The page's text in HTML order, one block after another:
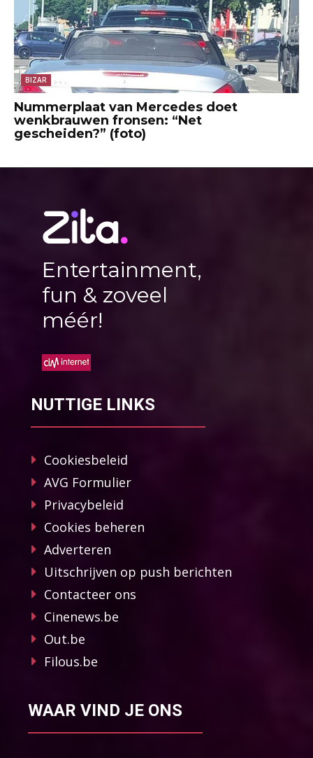
BIZAR
Nummerplaat van Mercedes doet
wenkbrauwen fronsen: “Net
gescheiden?” (foto)
Entertainment,
fun & zoveel
méér!
NUTTIGE LINKS
Cookiesbeleid
AVG Formulier
Privacybeleid
Cookies beheren
Adverteren
Uitschrijven op push berichten
Contacteer ons
Cinenews.be
Out.be
Filous.be
WAAR VIND JE ONS